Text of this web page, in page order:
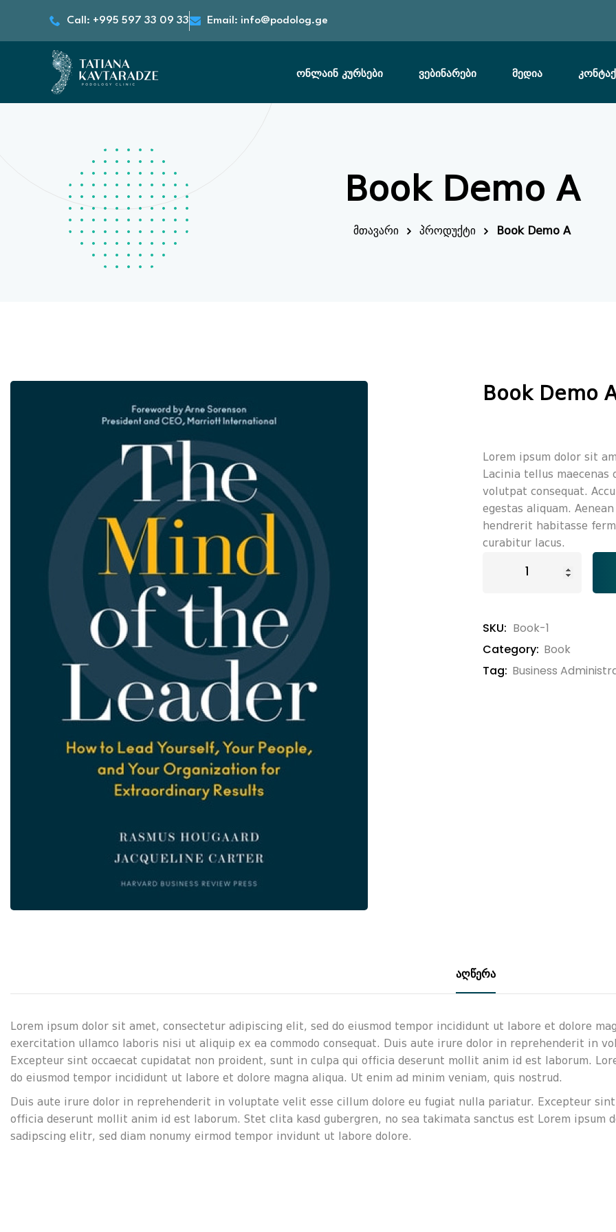
Call: +995 597 33 09 33 Email: info@podolog.ge
ონლაინ კურსები ვებინარები მედია
Book Demo A
მთავარი პროდუქტი Book Demo A
Book Demo
Lorem ipsum dolor sit
Lacinia tellus
volutpat consequat.
egestas aliquam.
hendrerit habitasse
curabitur lacus.
SKU: Book-1
Category: Book
Tag: Business
აღწერა
Lorem ipsum dolor sit amet, consectetur adipiscing elit, sed do eiusmod tempor incididunt ut labore et dolore
exercitation ullamco laboris nisi ut aliquip ex ea commodo consequat. Duis aute irure dolor in reprehenderit in
Excepteur sint occaecat cupidatat non proident, sunt in culpa qui officia deserunt mollit anim id est laborum.
do eiusmod tempor incididunt ut labore et dolore magna aliqua. Ut enim ad minim veniam, quis nostrud.
Duis aute irure dolor in reprehenderit in voluptate velit esse cillum dolore eu fugiat nulla pariatur. Excepteur
officia deserunt mollit anim id est laborum. Stet clita kasd gubergren, no sea takimata sanctus est Lorem ipsum
sadipscing elitr, sed diam nonumy eirmod tempor invidunt ut labore dolore.